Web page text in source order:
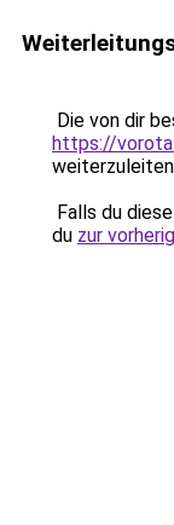
Die von dir
https://
Falls du
du zur